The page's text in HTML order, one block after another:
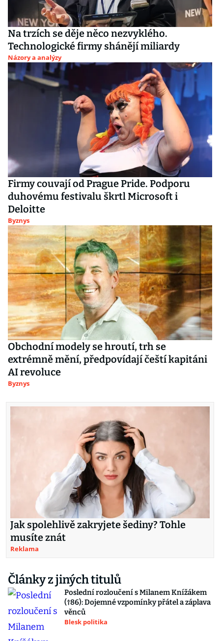
Na trzích se děje něco nezvyklého.
Technologické firmy shánějí miliardy
Názory a analýzy
Firmy couvají od Prague Pride. Podporu
duhovému festivalu škrtl Microsoft i
Deloitte
Byznys
Obchodní modely se hroutí, trh se
extrémně mění, předpovídají čeští kapitáni
AI revoluce
Byznys
Jak spolehlivě zakryjete šediny? Tohle
musíte znát
Reklama
Články z jiných titulů
Poslední rozloučení s Milanem Knížákem
(†86): Dojemné vzpomínky přátel a záplava
věnců
Blesk politika